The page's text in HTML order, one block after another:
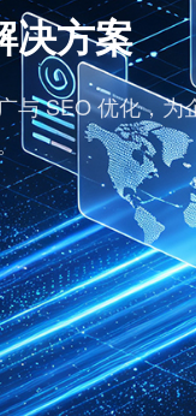
方案
SEO 优化，为企